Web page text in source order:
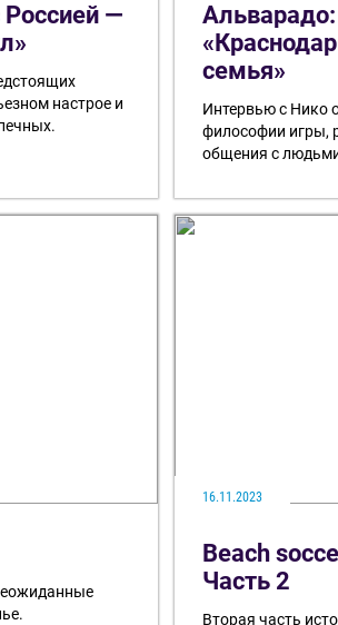
—
настрое и
семья»
Интервью с Нико
философии игры,
общения с
16.11.2023
Beach
Часть 2
Вторая часть